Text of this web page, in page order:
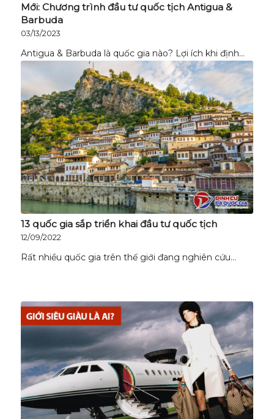
Mới: Chương trình đầu tư quốc tịch Antigua &
Barbuda
03/13/2023
Antigua & Barbuda là quốc gia nào? Lợi ích khi định…
13 quốc gia sắp triển khai đầu tư quốc tịch
12/09/2022
Rất nhiều quốc gia trên thế giới đang nghiên cứu…